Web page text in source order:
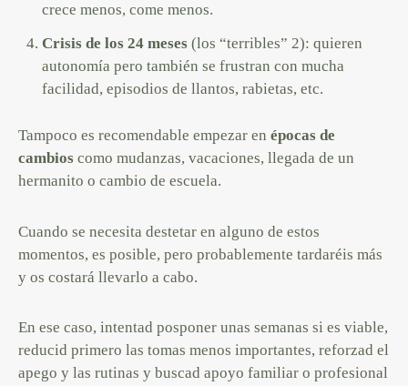
crece menos, come menos.
Crisis de los 24 meses(los “terribles” 2): quieren
autonomía pero también se frustran con mucha
facilidad, episodios de llantos, rabietas, etc.
Tampoco es recomendable empezar en épocas de
cambios como mudanzas, vacaciones, llegada de un
hermanito o cambio de escuela.
Cuando se necesita destetar en alguno de estos
momentos, es posible, pero probablemente tardaréis más
y os costará llevarlo a cabo.
En ese caso, intentad posponer unas semanas si es viable,
reducid primero las tomas menos importantes, reforzad el
apego y las rutinas y buscad apoyo familiar o profesional